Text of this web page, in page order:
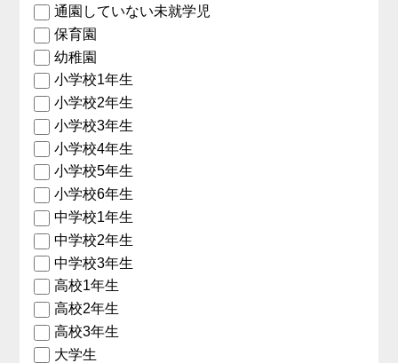
通園していない未就学児
保育園
幼稚園
小学校1年生
小学校2年生
小学校3年生
小学校4年生
小学校5年生
小学校6年生
中学校1年生
中学校2年生
中学校3年生
高校1年生
高校2年生
高校3年生
大学生